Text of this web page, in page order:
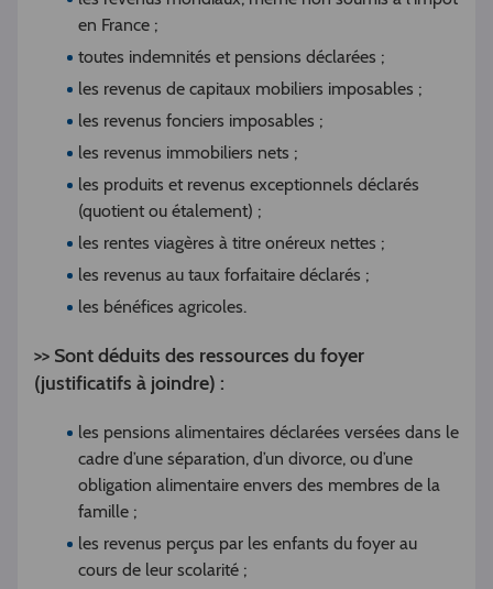
en France ;
toutes indemnités et pensions déclarées ;
les revenus de capitaux mobiliers imposables ;
les revenus fonciers imposables ;
les revenus immobiliers nets ;
les produits et revenus exceptionnels déclarés
(quotient ou étalement) ;
les rentes viagères à titre onéreux nettes ;
les revenus au taux forfaitaire déclarés ;
les bénéfices agricoles.
>> Sont déduits des ressources du foyer
(justificatifs à joindre) :
les pensions alimentaires déclarées versées dans le
cadre d’une séparation, d’un divorce, ou d’une
obligation alimentaire envers des membres de la
famille ;
les revenus perçus par les enfants du foyer au
cours de leur scolarité ;